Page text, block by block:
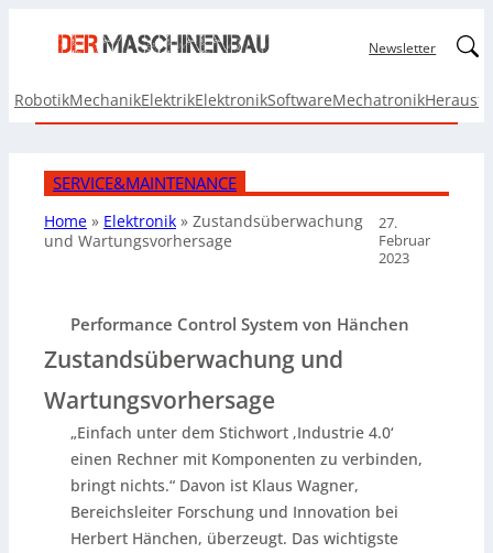
Newsletter
RobotikMechanikElektrikElektronikSoftwareMechatronik
SERVICE&MAINTENANCE
Home » Elektronik » Zustandsüberwachung
und Wartungsvorhersage
27.
Februar
2023
Performance Control System von Hänchen
Zustandsüberwachung und
Wartungsvorhersage
„Einfach unter dem Stichwort ‚Industrie 4.0‘
einen Rechner mit Komponenten zu verbinden,
bringt nichts.“ Davon ist Klaus Wagner,
Bereichsleiter Forschung und Innovation bei
Herbert Hänchen, überzeugt. Das wichtigste